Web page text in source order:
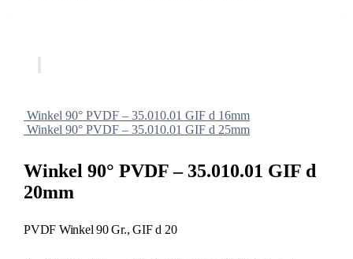
Winkel 90° PVDF – 35.010.01 GIF d 16mm
Winkel 90° PVDF – 35.010.01 GIF d 25mm
Winkel 90° PVDF – 35.010.01 GIF d
20mm
PVDF Winkel 90 Gr., GIF d 20